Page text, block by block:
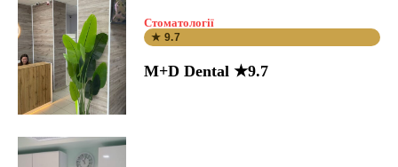
Стоматології
★ 9.7
M+D Dental ★9.7